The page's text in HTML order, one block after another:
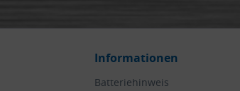
Informationen
Batteriehinweis